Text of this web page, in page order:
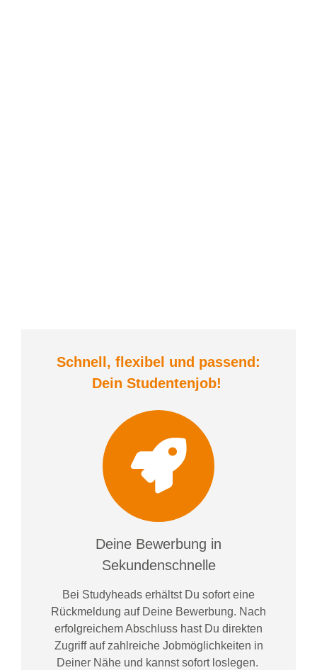
Schnell, flexibel und passend:
Dein Studentenjob!
Deine Bewerbung in
Sekundenschnelle
Bei Studyheads erhältst Du sofort eine
Rückmeldung auf Deine Bewerbung. Nach
erfolgreichem Abschluss hast Du direkten
Zugriff auf zahlreiche Jobmöglichkeiten in
Deiner Nähe und kannst sofort loslegen.